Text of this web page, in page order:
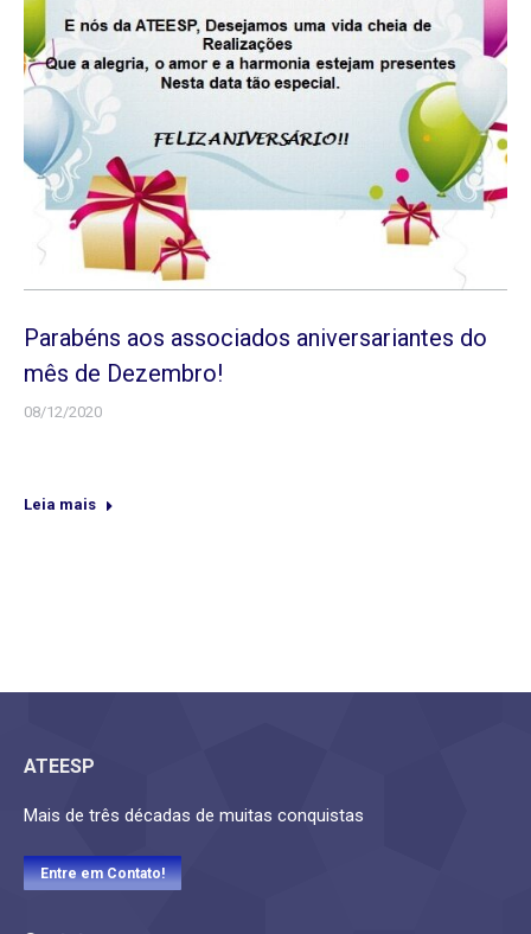
Parabéns aos associados aniversariantes do
mês de Dezembro!
08/12/2020
Leia mais
ATEESP
Mais de três décadas de muitas conquistas
Entre em Contato!